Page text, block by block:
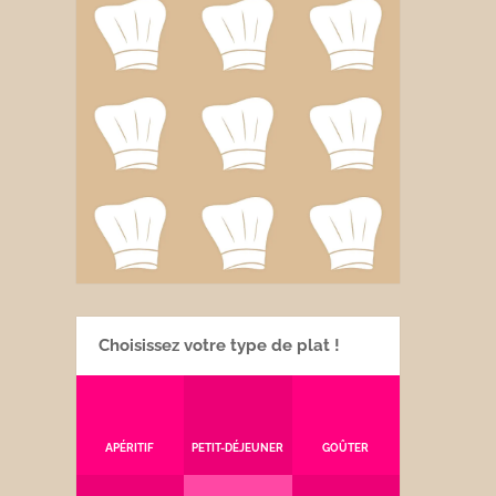
Choisissez votre type de plat !
APÉRITIF PETIT-DÉJEUNER GOÛTER